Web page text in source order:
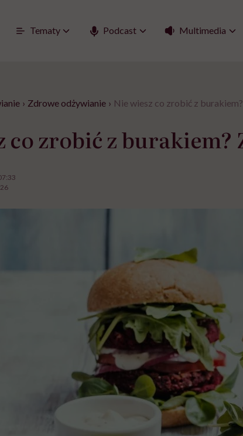
Tematy Podcast Multimedia
› Zdrowe odżywianie › Nie wiesz co zrobić z
co zrobić z